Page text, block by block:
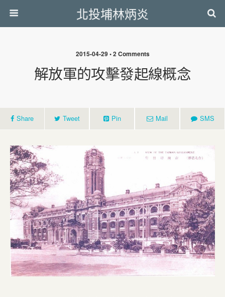
北投埔林炳炎
2015-04-29 • 2 Comments
解放軍的攻擊發起線概念
Share Tweet Pin Mail SMS